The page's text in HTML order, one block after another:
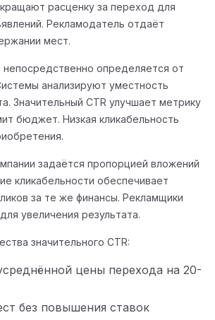
расценку за переход для
Рекламодатель отдаёт
мест.
непосредственно определяется от
анализируют уместность
Значительный CTR улучшает метрику
бюджет. Низкая кликабельность
задаётся пропорцией вложений
кликабельности обеспечивает
за те же финансы. Рекламщики
увеличения результата.
значительного CTR:
цены перехода на 20-
без повышения ставок